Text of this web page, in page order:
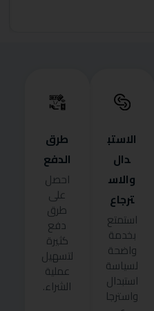
الاستب
دال
والاس
ترجاع
استمتع
بخدمة
واضحة
لسياسة
استبدال
واسترجا
طرق
الدفع
احصل
على
طرق
دفع
كثيرة
لتسهيل
عملية
الشراء.